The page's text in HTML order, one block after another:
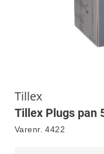
Tillex
Tillex Plugs pan
Varenr. 4422